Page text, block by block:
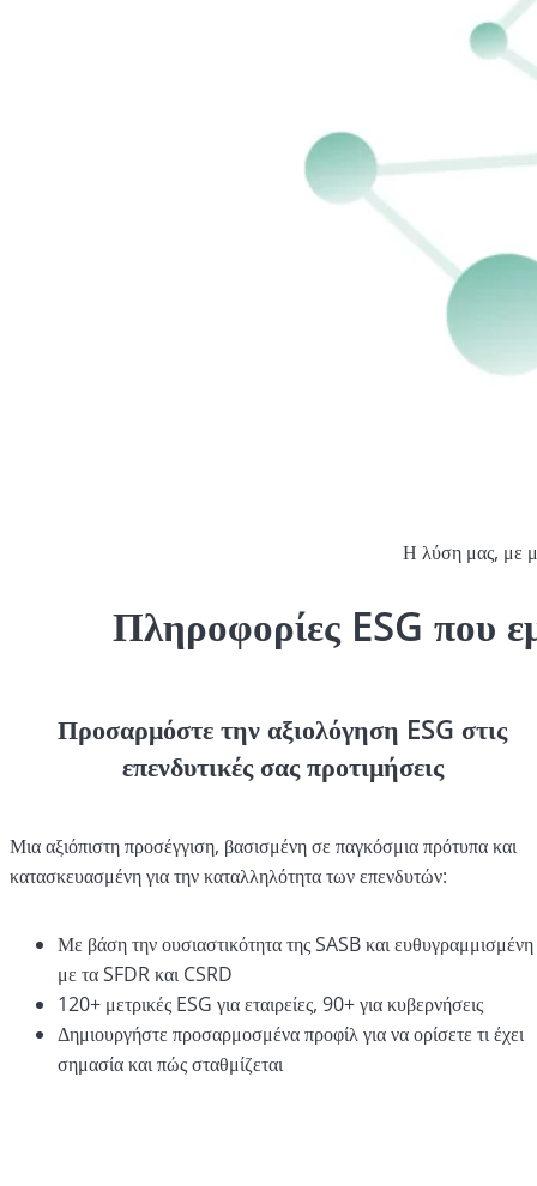
Η λύση μας, με
Πληροφορίες ESG που
Προσαρμόστε την αξιολόγηση ESG στις
επενδυτικές σας προτιμήσεις
Μια αξιόπιστη προσέγγιση, βασισμένη σε παγκόσμια πρότυπα και
κατασκευασμένη για την καταλληλότητα των επενδυτών:
Με βάση την ουσιαστικότητα της SASB και ευθυγραμμισμένη
με τα SFDR και CSRD
120+ μετρικές ESG για εταιρείες, 90+ για κυβερνήσεις
Δημιουργήστε προσαρμοσμένα προφίλ για να ορίσετε τι έχει
σημασία και πώς σταθμίζεται